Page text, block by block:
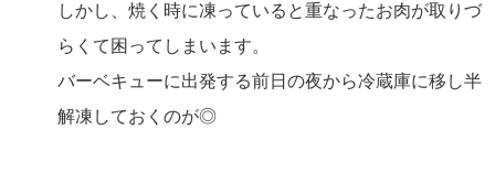
しかし、焼く時に凍っていると重なったお肉が取りづ
らくて困ってしまいます。
バーベキューに出発する前日の夜から冷蔵庫に移し半
解凍しておくのが◎